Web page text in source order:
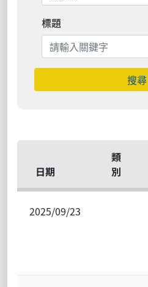
標題
搜尋
日期
類
別
2025/09/23